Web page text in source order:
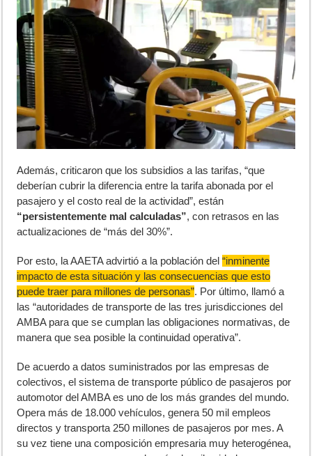
Además, criticaron que los subsidios a las tarifas, “que
deberían cubrir la diferencia entre la tarifa abonada por el
pasajero y el costo real de la actividad”, están
“persistentemente mal calculadas”, con retrasos en las
actualizaciones de “más del 30%”.
Por esto, la AAETA advirtió a la población del“inminente
impacto de esta situación y las consecuencias que esto
puede traer para millones de personas”. Por último, llamó a
las “autoridades de transporte de las tres jurisdicciones del
AMBA para que se cumplan las obligaciones normativas, de
manera que sea posible la continuidad operativa”.
De acuerdo a datos suministrados por las empresas de
colectivos, el sistema de transporte público de pasajeros por
automotor del AMBA es uno de los más grandes del mundo.
Opera más de 18.000 vehículos, genera 50 mil empleos
directos y transporta 250 millones de pasajeros por mes. A
su vez tiene una composición empresaria muy heterogénea,